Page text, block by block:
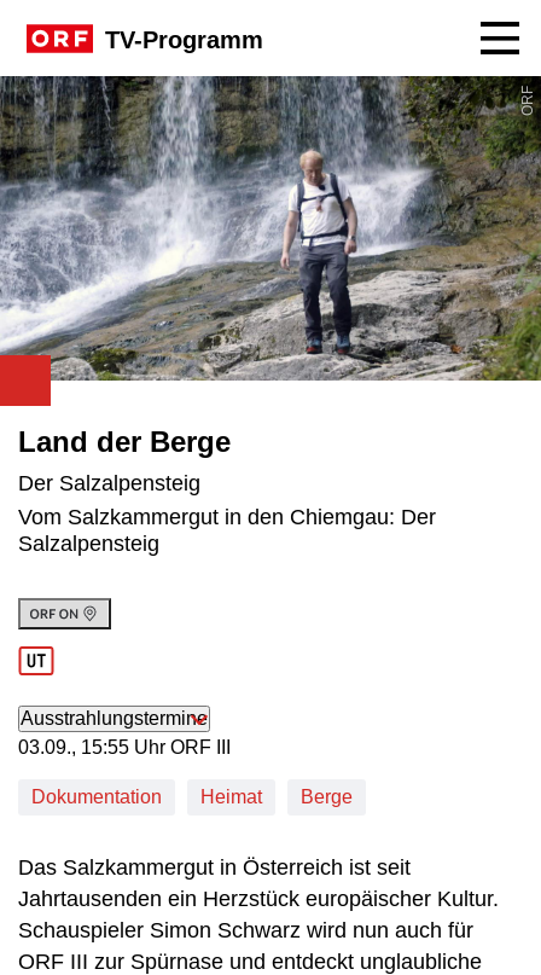
TV-Programm
ORF
Land der Berge
Der Salzalpensteig
Vom Salzkammergut in den Chiemgau: Der
Salzalpensteig
Ausstrahlungstermine
03. September, 15:55 Uhr in ORF III
03.09., 15:55 Uhr ORF III
Dokumentation Heimat Berge
Das Salzkammergut in Österreich ist seit
Jahrtausenden ein Herzstück europäischer Kultur.
Schauspieler Simon Schwarz wird nun auch für
ORF III zur Spürnase und entdeckt unglaubliche